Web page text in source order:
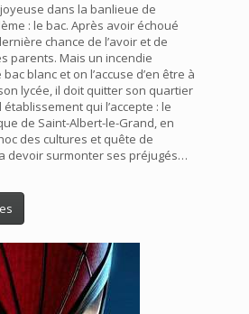
dans la banlieue de
: le bac. Après avoir échoué
chance de l’avoir et de
parents. Mais un incendie
blanc et on l’accuse d’en être à
lycée, il doit quitter son quartier
qui l’accepte : le
de Saint-Albert-le-Grand, en
des cultures et quête de
devoir surmonter ses préjugés…